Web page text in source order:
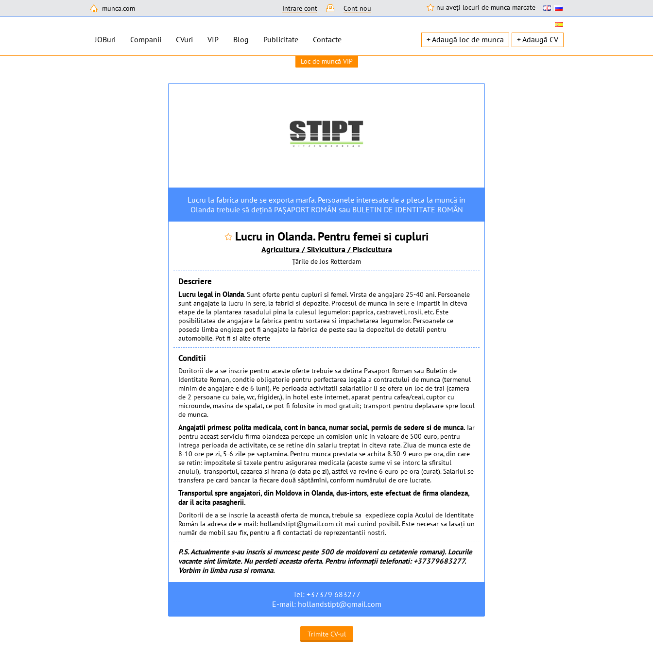
munca.com nu aveți locuri de munca marcate
Intrare cont Cont nou
JOBuri Companii CVuri VIP Blog Publicitate Contacte + Adaugă loc de munca + Adaugă CV
Loc de muncă VIP
Lucru la fabrica unde se exporta marfa. Persoanele interesate de a pleca la muncă în
Olanda trebuie să deţină PAŞAPORT ROMÂN sau BULETIN DE IDENTITATE ROMÂN
Lucru in Olanda. Pentru femei si cupluri
Agricultura / Silvicultura / Piscicultura
Țările de Jos Rotterdam
Descriere
Lucru legal in Olanda. Sunt oferte pentu cupluri si femei. Virsta de angajare 25-40 ani. Persoanele
sunt angajate la lucru in sere, la fabrici si depozite. Procesul de munca in sere e impartit in citeva
etape de la plantarea rasadului pina la culesul legumelor: paprica, castraveti, rosii, etc. Este
posibilitatea de angajare la fabrica pentru sortarea si impachetarea legumelor. Persoanele ce
poseda limba engleza pot fi angajate la fabrica de peste sau la depozitul de detalii pentru
automobile. Pot fi si alte oferte
Conditii
Doritorii de a se inscrie pentru aceste oferte trebuie sa detina Pasaport Roman sau Buletin de
Identitate Roman, condtie obligatorie pentru perfectarea legala a contractului de munca (termenul
minim de angajare e de 6 luni). Pe perioada activitatii salariatilor li se ofera un loc de trai (camera
de 2 persoane cu baie, wc, frigider,), in hotel este internet, aparat pentru cafea/ceai, cuptor cu
microunde, masina de spalat, ce pot fi folosite in mod gratuit; transport pentru deplasare spre locul
de munca.
Angajatii primesc polita medicala, cont in banca, numar social, permis de sedere si de munca. Iar
pentru aceast serviciu firma olandeza percepe un comision unic in valoare de 500 euro, pentru
intrega perioada de activitate, ce se retine din salariu treptat in citeva rate. Ziua de munca este de
8-10 ore pe zi, 5-6 zile pe saptamina. Pentru munca prestata se achita 8.30-9 euro pe ora, din care
se retin: impozitele si taxele pentru asigurarea medicala (aceste sume vi se intorc la sfirsitul
anului), transportul, cazarea si hrana (o data pe zi), astfel va revine 6 euro pe ora (curat). Salariul se
transfera pe card bancar la fiecare două săptămîni, conform numărului de ore lucrate.
Transportul spre angajatori, din Moldova in Olanda, dus-intors, este efectuat de firma olandeza,
dar il acita pasagherii.
Doritorii de a se inscrie la această oferta de munca, trebuie sa expedieze copia Acului de Identitate
Român la adresa de e-mail: hollandstipt@gmail.com cît mai curînd posibil. Este necesar sa lasaţi un
număr de mobil sau fix, pentru a fi contactati de reprezentantii nostri.
P.S. Actualmente s-au inscris si muncesc peste 500 de moldoveni cu cetatenie romana). Locurile
vacante sint limitate. Nu perdeti aceasta oferta. Pentru informaţii telefonati: +37379683277.
Vorbim in limba rusa si romana.
Tel: +37379 683277
E-mail: hollandstipt@gmail.com